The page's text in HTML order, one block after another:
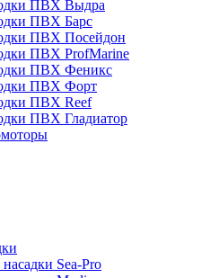
ПВХ Выдра
ПВХ Барс
ПВХ Посейдон
ПВХ ProfMarine
ПВХ Феникс
ПВХ Форт
ПВХ Reef
ПВХ Гладиатор
Sea-Pro